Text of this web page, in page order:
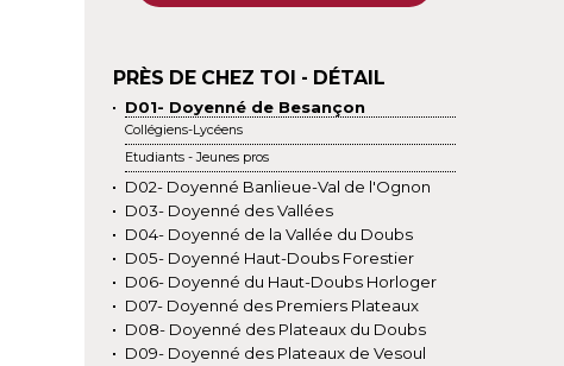
PRÈS DE CHEZ TOI - DÉTAIL
D01- Doyenné de Besançon
Collégiens-Lycéens
Etudiants - Jeunes pros
D02- Doyenné Banlieue-Val de l'Ognon
D03- Doyenné des Vallées
D04- Doyenné de la Vallée du Doubs
D05- Doyenné Haut-Doubs Forestier
D06- Doyenné du Haut-Doubs Horloger
D07- Doyenné des Premiers Plateaux
D08- Doyenné des Plateaux du Doubs
D09- Doyenné des Plateaux de Vesoul